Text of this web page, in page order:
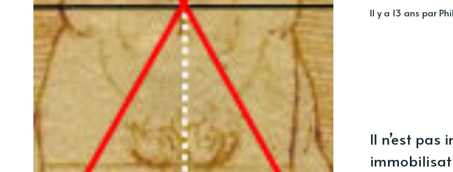
il y a 13 ans par
Il n’est pas